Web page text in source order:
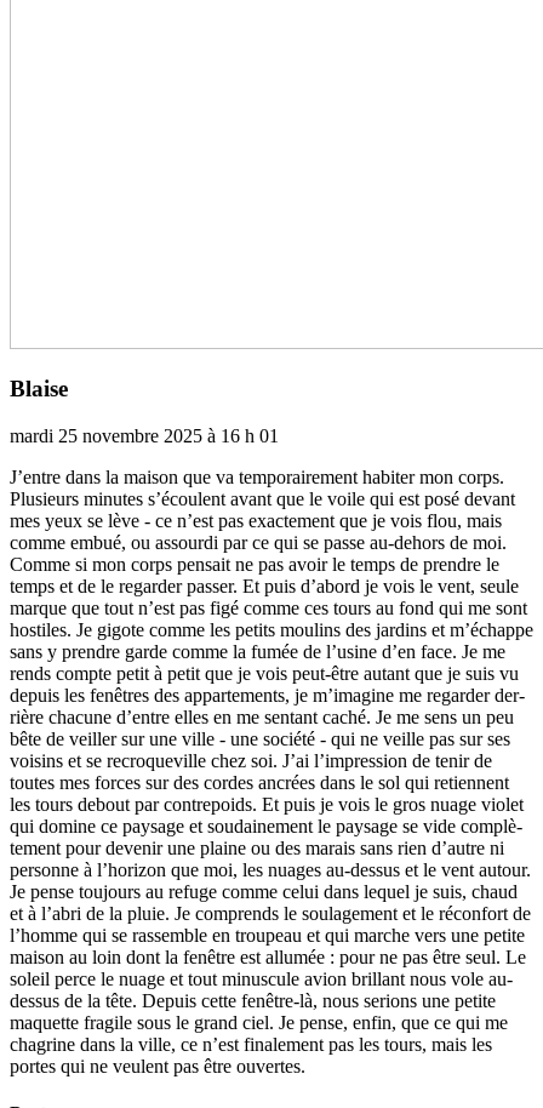
Blaise
mardi 25 novembre 2025 à 16 h 01
J’entre dans la maison que va tem­­po­­rai­­re­­ment habi­­ter mon corps.
Plusieurs minu­­tes s’écoulent avant que le voile qui est posé devant
mes yeux se lève - ce n’est pas exac­­te­­ment que je vois flou, mais
comme embué, ou assourdi par ce qui se passe au-dehors de moi.
Comme si mon corps pen­­sait ne pas avoir le temps de pren­­dre le
temps et de le regar­­der passer. Et puis d’abord je vois le vent, seule
marque que tout n’est pas figé comme ces tours au fond qui me sont
hos­­ti­­les. Je gigote comme les petits mou­­lins des jar­­dins et m’échappe
sans y pren­­dre garde comme la fumée de l’usine d’en face. Je me
rends compte petit à petit que je vois peut-être autant que je suis vu
depuis les fenê­­tres des appar­­te­­ments, je m’ima­­gine me regar­­der der­­
rière cha­­cune d’entre elles en me sen­­tant caché. Je me sens un peu
bête de veiller sur une ville - une société - qui ne veille pas sur ses
voi­­sins et se recro­­que­­ville chez soi. J’ai l’impres­­sion de tenir de
toutes mes forces sur des cordes ancrées dans le sol qui retien­­nent
les tours debout par contre­poids. Et puis je vois le gros nuage violet
qui domine ce pay­­sage et sou­­dai­­ne­­ment le pay­­sage se vide com­­plè­­
te­­ment pour deve­­nir une plaine ou des marais sans rien d’autre ni
per­­sonne à l’hori­­zon que moi, les nuages au-dessus et le vent autour.
Je pense tou­­jours au refuge comme celui dans lequel je suis, chaud
et à l’abri de la pluie. Je com­­prends le sou­­la­­ge­­ment et le réconfort de
l’homme qui se ras­­sem­­ble en trou­­peau et qui marche vers une petite
maison au loin dont la fenê­­tre est allu­­mée : pour ne pas être seul. Le
soleil perce le nuage et tout minus­­cule avion brillant nous vole au-
dessus de la tête. Depuis cette fenê­­tre-là, nous serions une petite
maquette fra­­gile sous le grand ciel. Je pense, enfin, que ce qui me
cha­­grine dans la ville, ce n’est fina­­le­­ment pas les tours, mais les
portes qui ne veu­­lent pas être ouver­­tes.